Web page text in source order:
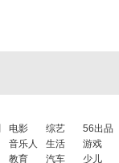
电影 综艺 56出品
音乐人 生活 游戏
教育 汽车 少儿